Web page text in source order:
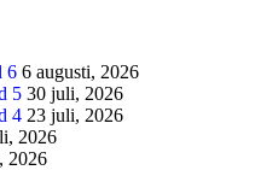
6 6 augusti, 2026
5 30 juli, 2026
4 23 juli, 2026
2026
2026